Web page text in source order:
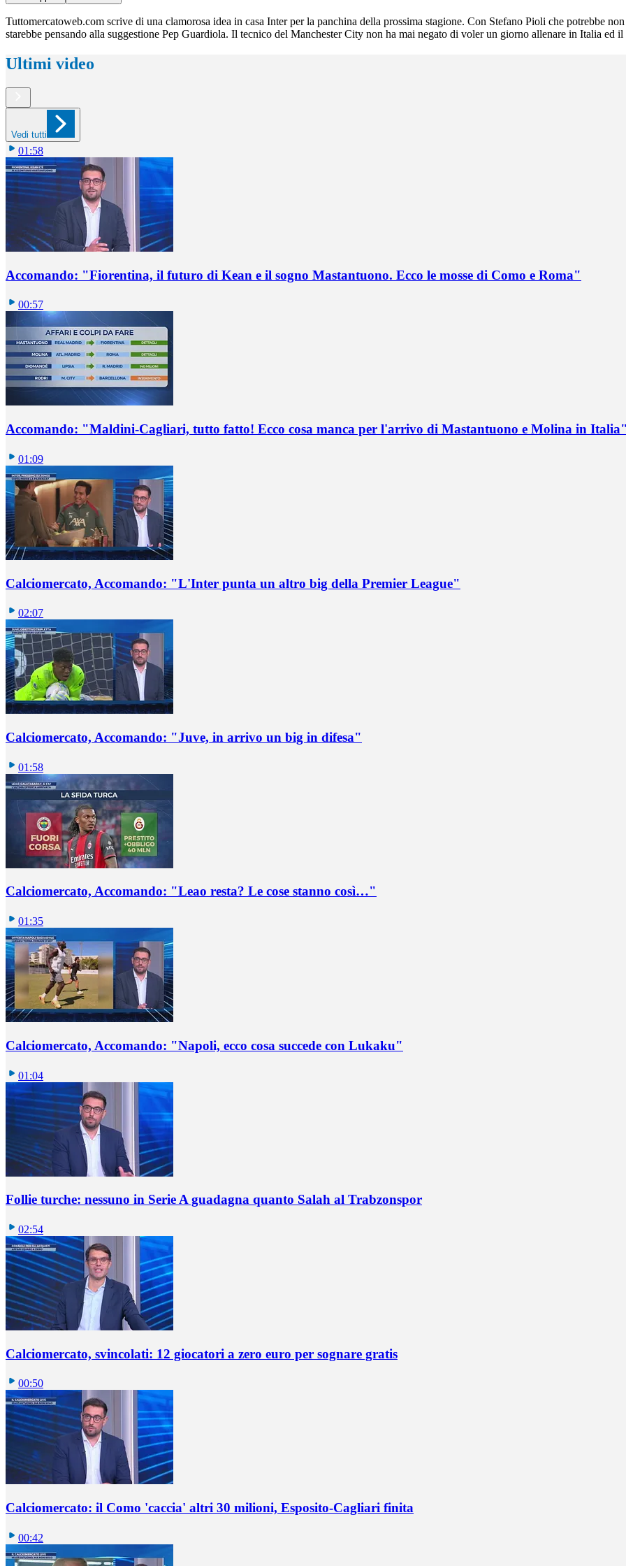
Tuttomercatoweb.com scrive di una clamorosa idea in casa Inter per la panchina della prossima stagione. Con Stefano Pioli che potrebbe
starebbe pensando alla suggestione Pep Guardiola. Il tecnico del Manchester City non ha mai negato di voler un giorno allenare in Italia ed
Ultimi video
Vedi tutti
01:58
Accomando: "Fiorentina, il futuro di Kean e il sogno Mastantuono. Ecco le mosse di Como e Roma"
00:57
Accomando: "Maldini-Cagliari, tutto fatto! Ecco cosa manca per l'arrivo di Mastantuono e Molina in
01:09
Calciomercato, Accomando: "L'Inter punta un altro big della Premier League"
02:07
Calciomercato, Accomando: "Juve, in arrivo un big in difesa"
01:58
Calciomercato, Accomando: "Leao resta? Le cose stanno così…"
01:35
Calciomercato, Accomando: "Napoli, ecco cosa succede con Lukaku"
01:04
Follie turche: nessuno in Serie A guadagna quanto Salah al Trabzonspor
02:54
Calciomercato, svincolati: 12 giocatori a zero euro per sognare gratis
00:50
Calciomercato: il Como 'caccia' altri 30 milioni, Esposito-Cagliari finita
00:42